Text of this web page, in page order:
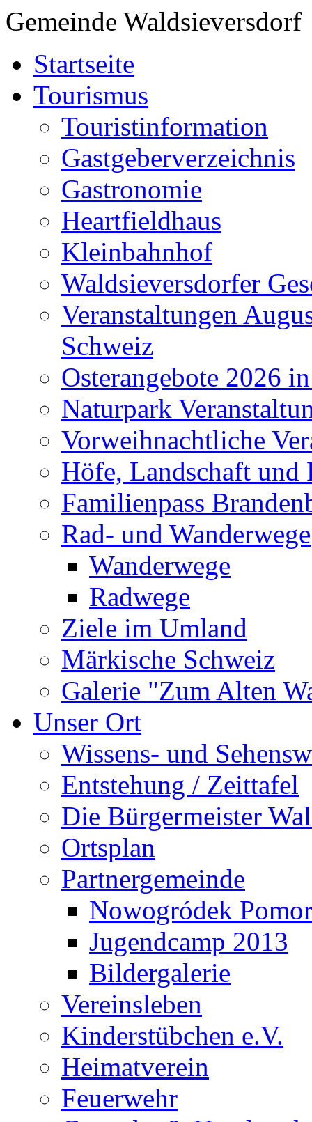
Gemeinde Waldsieversdorf
Startseite
Tourismus
Touristinformation
Gastgeberverzeichnis
Gastronomie
Heartfieldhaus
Kleinbahnhof
Waldsieversdorfer
Veranstaltungen
Schweiz
Osterangebote 2026
Naturpark
Vorweihnachtliche
Höfe, Landschaft und
Familienpass
Rad- und Wanderwege
Wanderwege
Radwege
Ziele im Umland
Märkische Schweiz
Galerie "Zum Alten
Unser Ort
Wissens- und
Entstehung / Zeittafel
Die Bürgermeister
Ortsplan
Partnergemeinde
Nowogródek
Jugendcamp 2013
Bildergalerie
Vereinsleben
Kinderstübchen e.V.
Heimatverein
Feuerwehr